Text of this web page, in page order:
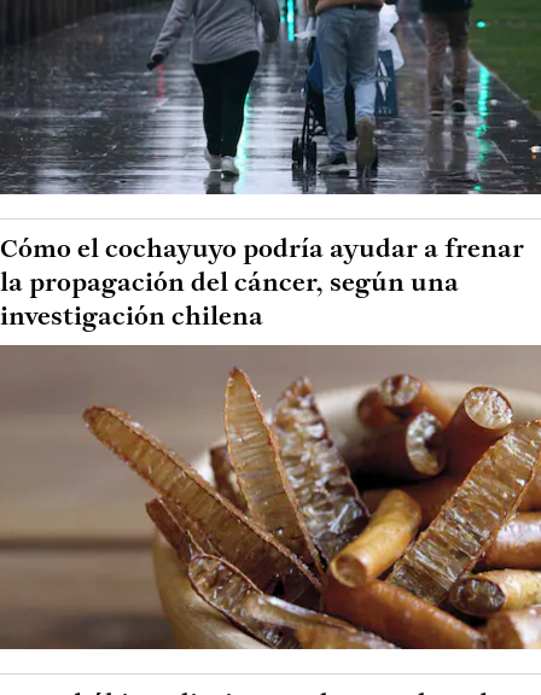
Cómo el cochayuyo podría ayudar a frenar
la propagación del cáncer, según una
investigación chilena